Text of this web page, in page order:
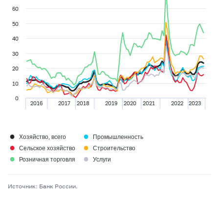
2016 2017 2018 2019 2020 2021 2022 2023
0
10
20
30
40
50
60
● Хозяйство, всего ● Промышленность
● Сельское хозяйство ● Строительство
● Розничная торговля ● Услуги
Источник: Банк России.